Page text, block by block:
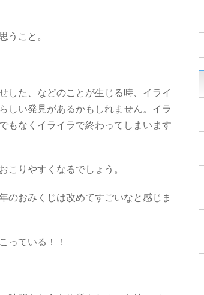
うこと。
した、などのことが生じる時、イライ
しい発見があるかもしれません。イラ
もなくイライラで終わってしまいます
こりやすくなるでしょう。
のおみくじは改めてすごいなと感じま
っている！！